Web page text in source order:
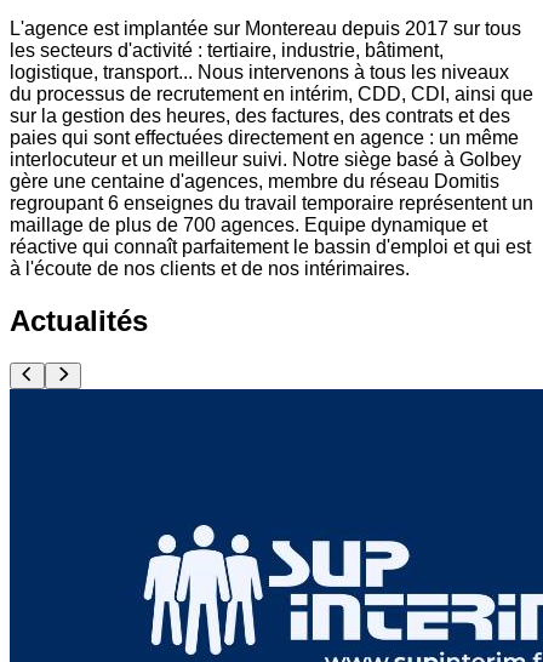
L'agence est implantée sur Montereau depuis 2017 sur tous
les secteurs d'activité : tertiaire, industrie, bâtiment,
logistique, transport... Nous intervenons à tous les niveaux
du processus de recrutement en intérim, CDD, CDI, ainsi que
sur la gestion des heures, des factures, des contrats et des
paies qui sont effectuées directement en agence : un même
interlocuteur et un meilleur suivi. Notre siège basé à Golbey
gère une centaine d'agences, membre du réseau Domitis
regroupant 6 enseignes du travail temporaire représentent un
maillage de plus de 700 agences. Equipe dynamique et
réactive qui connaît parfaitement le bassin d'emploi et qui est
à l'écoute de nos clients et de nos intérimaires.
Actualités